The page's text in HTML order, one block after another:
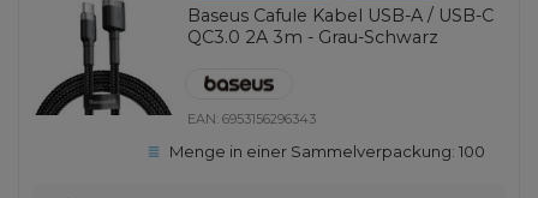
Baseus Cafule Kabel USB-A / USB-C
QC3.0 2A 3m - Grau-Schwarz
EAN:6953156296343
Menge in einer Sammelverpackung:100